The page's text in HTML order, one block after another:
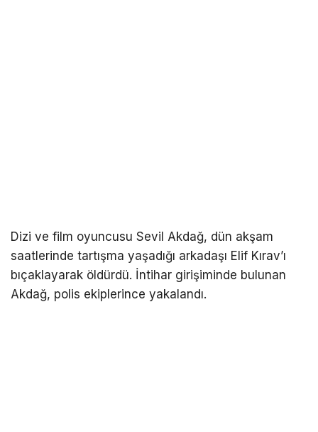
Dizi ve film oyuncusu Sevil Akdağ, dün akşam
saatlerinde tartışma yaşadığı arkadaşı Elif Kırav’ı
bıçaklayarak öldürdü. İntihar girişiminde bulunan
Akdağ, polis ekiplerince yakalandı.